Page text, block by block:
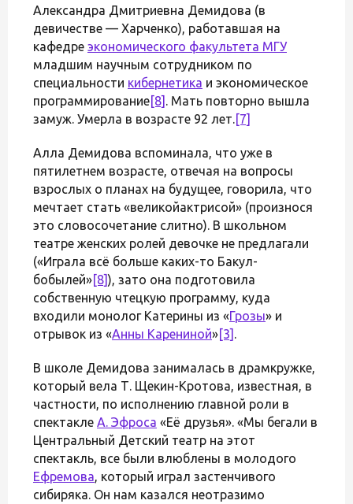
Александра Дмитриевна Демидова (в
девичестве — Харченко), работавшая на
кафедре экономического факультета МГУ
младшим научным сотрудником по
специальности кибернетика и экономическое
программирование[8] . Мать повторно вышла
замуж. Умерла в возрасте 92 лет.[7]
Алла Демидова вспоминала, что уже в
пятилетнем возрасте, отвечая на вопросы
взрослых о планах на будущее, говорила, что
мечтает стать «великойактрисой» (произнося
это словосочетание слитно). В школьном
театре женских ролей девочке не предлагали
(«Играла всё больше каких-то Бакул-
бобылей»[8]), зато она подготовила
собственную чтецкую программу, куда
входили монолог Катерины из «Грозы» и
отрывок из «Анны Карениной»[3] .
В школе Демидова занималась в драмкружке,
который вела Т. Щекин-Кротова, известная, в
частности, по исполнению главной роли в
спектакле А. Эфроса «Её друзья». «Мы бегали в
Центральный Детский театр на этот
спектакль, все были влюблены в молодого
Ефремова, который играл застенчивого
сибиряка. Он нам казался неотразимо